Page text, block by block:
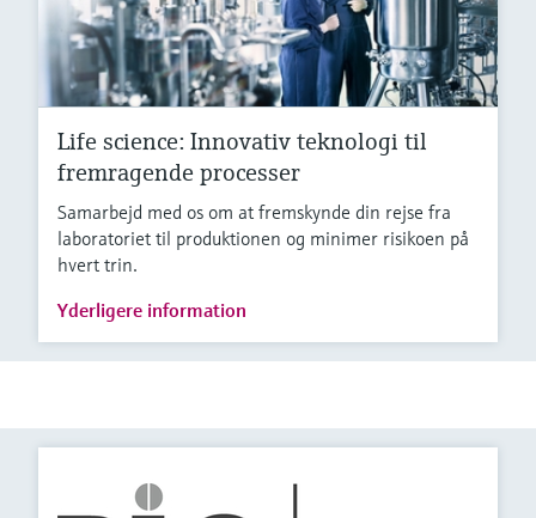
Life science: Innovativ teknologi til
fremragende processer
Samarbejd med os om at fremskynde din rejse fra
laboratoriet til produktionen og minimer risikoen på
hvert trin.
Yderligere information